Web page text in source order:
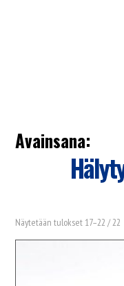
Avainsana:
Näytetään tulokset 17–22 / 22